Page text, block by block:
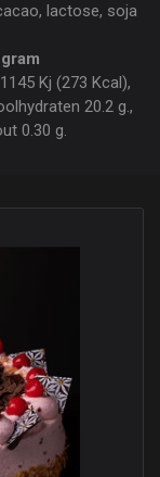
lactose, soja
Kj (273 Kcal),
20.2 g.,
0.30 g.